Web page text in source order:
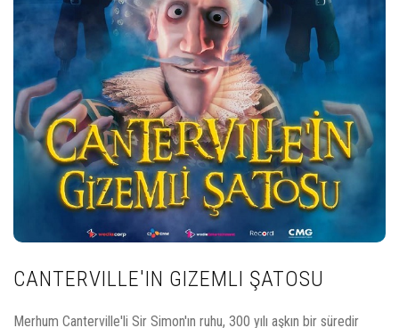
CANTERVILLE'IN GIZEMLI ŞATOSU
Merhum Canterville'li Sir Simon'ın ruhu, 300 yılı aşkın bir süredir